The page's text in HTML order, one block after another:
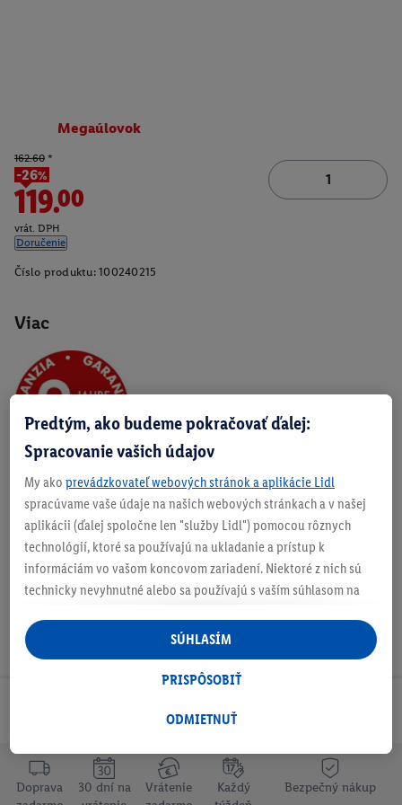
Viac
Megaúlovok
162.60 *
-26%
119.00
vrát. DPH
Doručenie
Číslo produktu: 100240215
O produkte
Odoberaj Newsletter!
Doprava
30 dní na
Vrátenie
Každý
Bezpečný nákup
Predtým, ako budeme pokračovať ďalej:
Spracovanie vašich údajov
My ako prevádzkovateľ webových stránok a aplikácie Lidl
spracúvame vaše údaje na našich webových stránkach a v našej
aplikácii (ďalej spoločne len "služby Lidl") pomocou rôznych
technológií, ktoré sa používajú na ukladanie a prístup k
informáciám vo vašom koncovom zariadení. Niektoré z nich sú
technicky nevyhnutné alebo sa používajú s vaším súhlasom na
personalizovanú reklamu v rámci služieb Lidl aj mimo nich. Ak
ste účastníkom programu Lidl Plus, na tieto účely sa spracúvajú
aj údaje z vášho nákupného správania v obchode.
následne si vytvoríte účet Lidl Plus alebo sa prihlásite do svojho
tiež vytvoriť špeciálny online identifikátor z e-mailovej adresy,
ktorú tam uvediete, aby sme vás mohli rozpoznať v službách
ODMIETNUŤ
PRISPÔSOBIŤ
SÚHLASÍM